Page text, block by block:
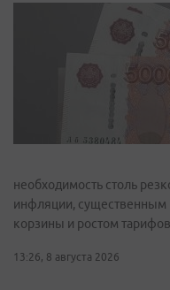
необходимость столь
инфляции, существенным
корзины и ростом
13:26, 8 августа 2026